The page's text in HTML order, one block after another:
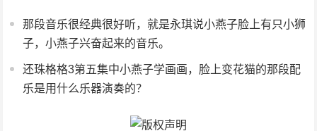
那段音乐很经典很好听，就是永琪说小燕子脸上有只小狮
子，小燕子兴奋起来的音乐。
还珠格格3第五集中小燕子学画画，脸上变花猫的那段配
乐是用什么乐器演奏的？